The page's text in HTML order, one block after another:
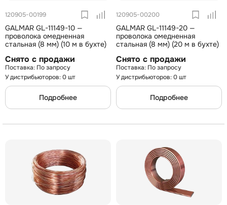
120905-00199
GALMAR GL-11149-10 —
проволока омедненная
стальная (8 мм) (10 м в бухте)
Снято с продажи
По запросу
У дистрибьюторов: 0 шт
Подробнее
120905-00200
GALMAR GL-11149-20 —
проволока омедненная
стальная (8 мм) (20 м в бухте)
Снято с продажи
По запросу
У дистрибьюторов: 0 шт
Подробнее